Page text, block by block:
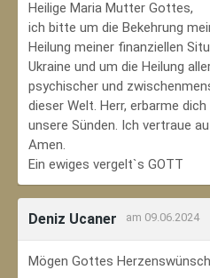
Heilige Maria Mutter Gottes,
ich bitte um die Bekehrung
Heilung meiner finanziellen
Ukraine und um die Heilung
psychischer und
dieser Welt. Herr, erbarme
unsere Sünden. Ich vertraue
Amen.
Ein ewiges vergelt`s GOTT
Deniz Ucaner am 09.06.2024
Mögen Gottes